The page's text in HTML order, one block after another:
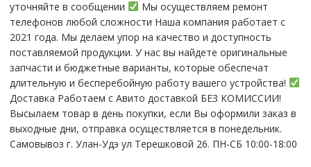
уточняйте в сообщении
Мы осуществляем ремонт
телефонов любой сложности Наша компания работает с
2021 года. Мы делаем упор на качество и доступность
поставляемой продукции. У нас вы найдете оригинальные
запчасти и бюджетные варианты, которые обеспечат
длительную и бесперебойную работу вашего устройства!
Доставка Работаем с Авито доставкой БЕЗ КОМИССИИ!
Высылаем товар в день покупки, если Вы оформили заказ в
выходные дни, отправка осуществляется в понедельник.
Самовывоз г. Улан-Удэ ул Терешковой 26. ПН-СБ 10:00-18:00